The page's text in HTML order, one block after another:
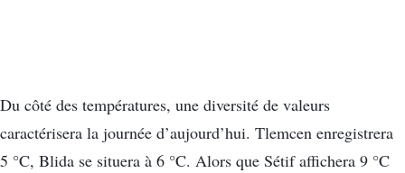
Du côté des températures, une diversité de valeurs
caractérisera la journée d’aujourd’hui. Tlemcen enregistrera
5 °C, Blida se situera à 6 °C. Alors que Sétif affichera 9 °C